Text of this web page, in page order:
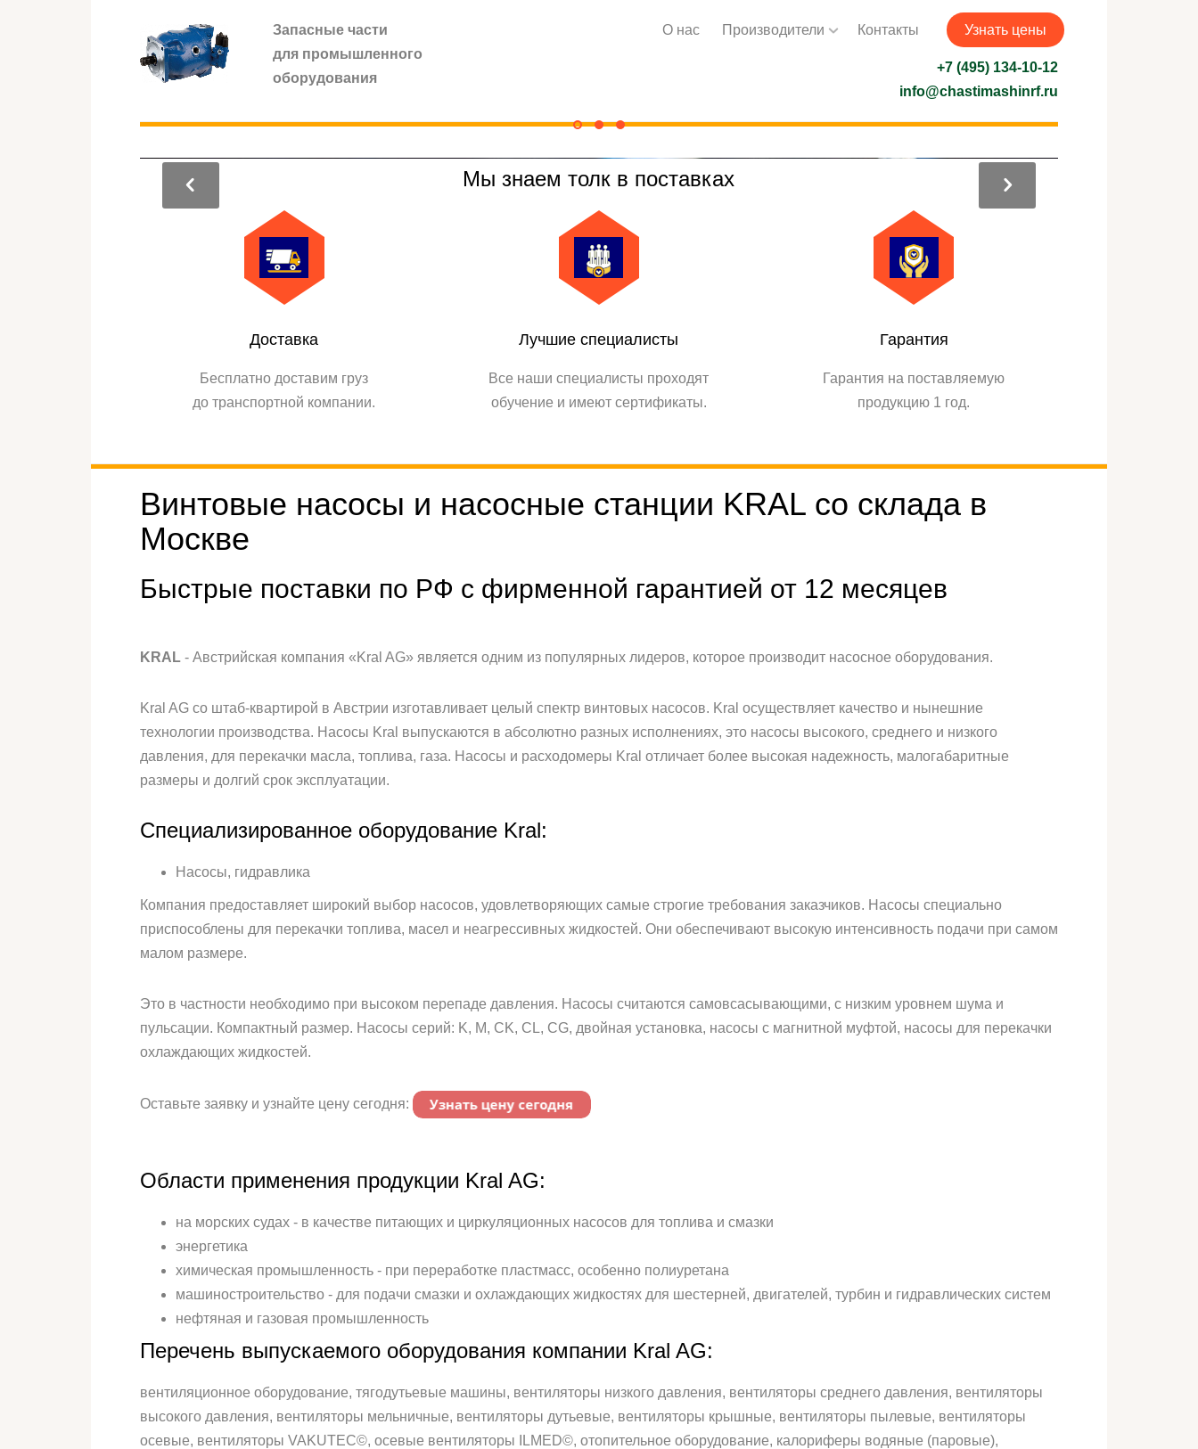
Запасные части
для промышленного
оборудования
О нас Производители Контакты Узнать цены
+7 (495) 134-10-12
info@chastimashinrf.ru
Мы знаем толк в поставках
Доставка
Бесплатно доставим груз
до транспортной компании.
Лучшие специалисты
Все наши специалисты проходят
обучение и имеют сертификаты.
Гарантия
Гарантия на поставляемую
продукцию 1 год.
Винтовые насосы и насосные станции KRAL со склада в
Москве
Быстрые поставки по РФ с фирменной гарантией от 12 месяцев
KRAL - Австрийская компания «Kral AG» является одним из популярных лидеров, которое производит насосное оборудования.
Kral AG со штаб-квартирой в Австрии изготавливает целый спектр винтовых насосов. Kral осуществляет качество и нынешние
технологии производства. Насосы Kral выпускаются в абсолютно разных исполнениях, это насосы высокого, среднего и низкого
давления, для перекачки масла, топлива, газа. Насосы и расходомеры Kral отличает более высокая надежность, малогабаритные
размеры и долгий срок эксплуатации.
Специализированное оборудование Kral:
Насосы, гидравлика
Компания предоставляет широкий выбор насосов, удовлетворяющих самые строгие требования заказчиков. Насосы специально
приспособлены для перекачки топлива, масел и неагрессивных жидкостей. Они обеспечивают высокую интенсивность подачи при самом
малом размере.
Это в частности необходимо при высоком перепаде давления. Насосы считаются самовсасывающими, с низким уровнем шума и
пульсации. Компактный размер. Насосы серий: K, M, CK, CL, CG, двойная установка, насосы с магнитной муфтой, насосы для перекачки
охлаждающих жидкостей.
Оставьте заявку и узнайте цену сегодня:
Области применения продукции Kral AG:
на морских судах - в качестве питающих и циркуляционных насосов для топлива и смазки
энергетика
химическая промышленность - при переработке пластмасс, особенно полиуретана
машиностроительство - для подачи смазки и охлаждающих жидкостях для шестерней, двигателей, турбин и гидравлических систем
нефтяная и газовая промышленность
Перечень выпускаемого оборудования компании Kral AG:
вентиляционное оборудование, тягодутьевые машины, вентиляторы низкого давления, вентиляторы среднего давления, вентиляторы
высокого давления, вентиляторы мельничные, вентиляторы дутьевые, вентиляторы крышные, вентиляторы пылевые, вентиляторы
осевые, вентиляторы VAKUTEC©, осевые вентиляторы ILMED©, отопительное оборудование, калориферы водяные (паровые),